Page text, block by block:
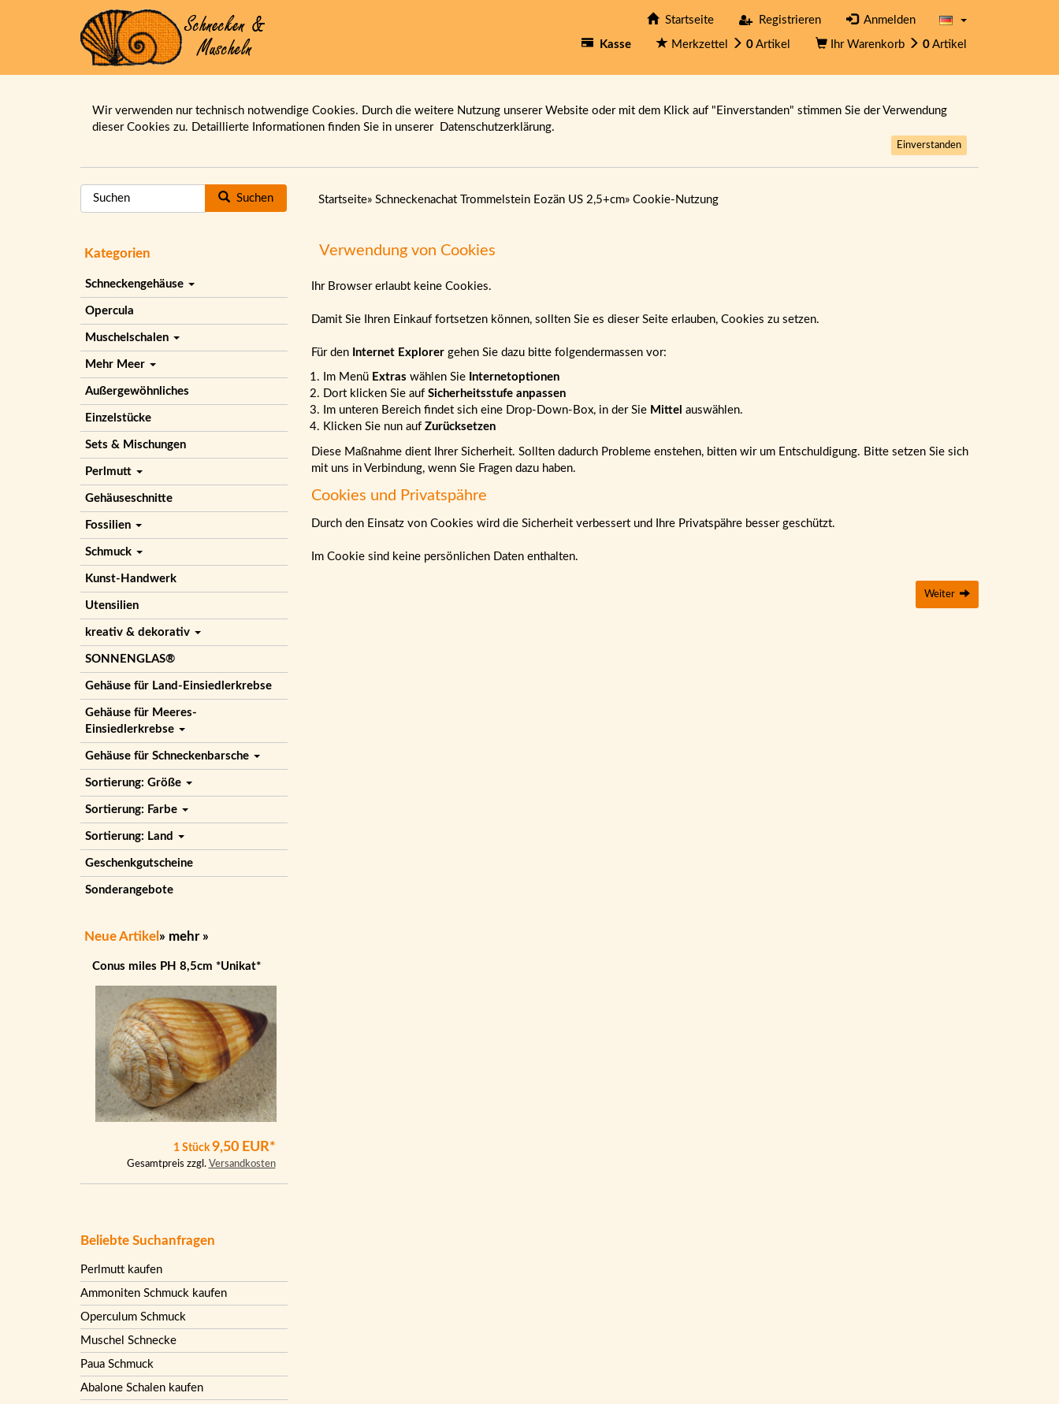
Startseite Registrieren Anmelden
Kasse Merkzettel 0 Artikel Ihr Warenkorb 0 Artikel
Wir verwenden nur technisch notwendige Cookies. Durch die weitere Nutzung unserer Website oder mit dem Klick auf "Einverstanden" stimmen Sie der Verwendung
dieser Cookies zu. Detaillierte Informationen finden Sie in unserer Datenschutzerklärung.
Einverstanden
Suchen
Kategorien
Schneckengehäuse
Opercula
Muschelschalen
Mehr Meer
Außergewöhnliches
Einzelstücke
Sets & Mischungen
Perlmutt
Gehäuseschnitte
Fossilien
Schmuck
Kunst-Handwerk
Utensilien
kreativ & dekorativ
SONNENGLAS®
Gehäuse für Land-Einsiedlerkrebse
Gehäuse für Meeres-
Einsiedlerkrebse
Gehäuse für Schneckenbarsche
Sortierung: Größe
Sortierung: Farbe
Sortierung: Land
Geschenkgutscheine
Sonderangebote
Neue Artikel » mehr »
Conus miles PH 8,5cm *Unikat*
1 Stück 9,50 EUR*
Gesamtpreis zzgl. Versandkosten
Beliebte Suchanfragen
Perlmutt kaufen
Ammoniten Schmuck kaufen
Operculum Schmuck
Muschel Schnecke
Paua Schmuck
Abalone Schalen kaufen
Startseite» Schneckenachat Trommelstein Eozän US 2,5+cm» Cookie-Nutzung
Verwendung von Cookies
Ihr Browser erlaubt keine Cookies.
Damit Sie Ihren Einkauf fortsetzen können, sollten Sie es dieser Seite erlauben, Cookies zu setzen.
Für den Internet Explorergehen Sie dazu bitte folgendermassen vor:
Im Menü Extras wählen Sie Internetoptionen
Dort klicken Sie auf Sicherheitsstufe anpassen
Im unteren Bereich findet sich eine Drop-Down-Box, in der Sie Mittel auswählen.
Klicken Sie nun auf Zurücksetzen
Diese Maßnahme dient Ihrer Sicherheit. Sollten dadurch Probleme enstehen, bitten wir um Entschuldigung. Bitte setzen Sie sich
mit uns in Verbindung, wenn Sie Fragen dazu haben.
Cookies und Privatspähre
Durch den Einsatz von Cookies wird die Sicherheit verbessert und Ihre Privatspähre besser geschützt.
Im Cookie sind keine persönlichen Daten enthalten.
Weiter